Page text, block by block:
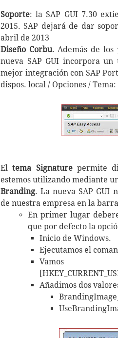
Soporte: la SAP GUI 7.30
2015. SAP dejará de dar
abril de 2013
Diseño Corbu. Además de los
nueva SAP GUI incorpora
mejor integración con SAP
dispos. local / Opciones /
El tema Signaturepermite
estemos utilizando mediante
Branding. La nueva SAP GUI
de nuestra empresa en la
En primer lugar
que por defecto la
Inicio de Windows.
Ejecutamos el
Añadimos dos